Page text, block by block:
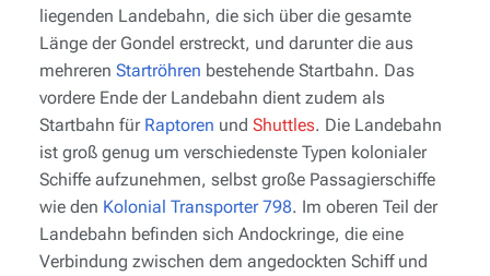
liegenden Landebahn, die sich über die gesamte
Länge der Gondel erstreckt, und darunter die aus
mehreren Startröhren bestehende Startbahn. Das
vordere Ende der Landebahn dient zudem als
Startbahn für Raptoren und Shuttles. Die Landebahn
ist groß genug um verschiedenste Typen kolonialer
Schiffe aufzunehmen, selbst große Passagierschiffe
wie den Kolonial Transporter 798. Im oberen Teil der
Landebahn befinden sich Andockringe, die eine
Verbindung zwischen dem angedockten Schiff und